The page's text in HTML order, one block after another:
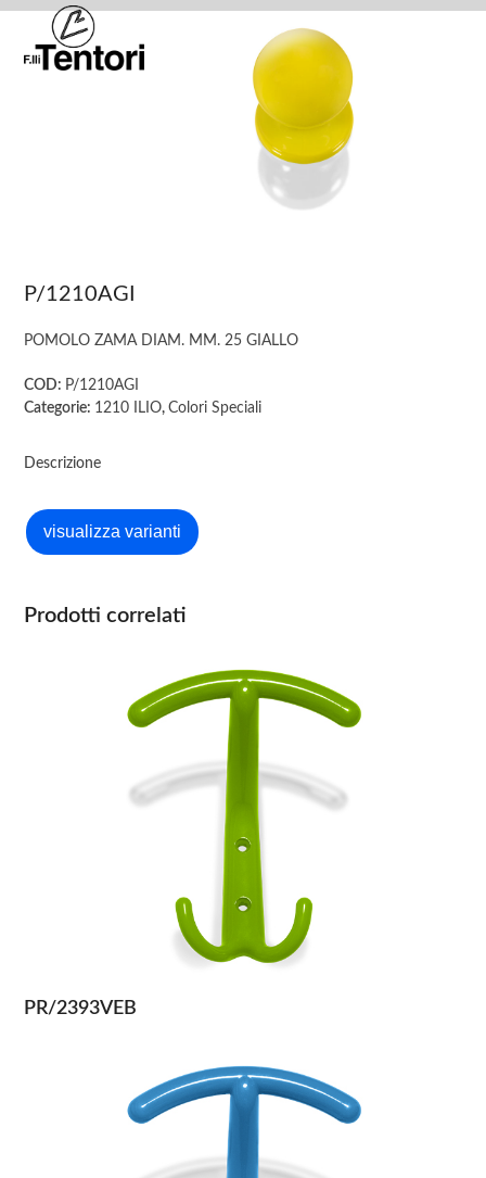
Skip
content
Open
mobile
Close
mobile
P/1210AGI
POMOLO ZAMA DIAM. MM. 25 GIALLO
COD: P/1210AGI
Categorie: 1210 ILIO,Colori Speciali
Descrizione
Prodotti correlati
PR/2393VEB